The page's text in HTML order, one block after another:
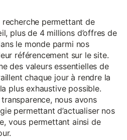
permettant de
plus de 4 millions d’offres de
le monde parmi nos
référencement sur le site.
des valeurs essentielles de
chaque jour à rendre la
plus exhaustive possible.
nous avons
permettant d’actualiser nos
vous permettant ainsi de